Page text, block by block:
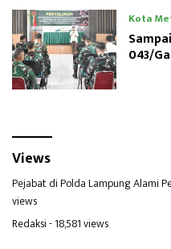
Kota
043/
Views
Pejabat di Polda Lampung Alami
views
Redaksi- 18,581 views